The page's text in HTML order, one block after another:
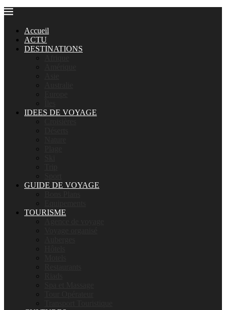
Accueil
ACTU
DESTINATIONS
IDEES DE VOYAGE
GUIDE DE VOYAGE
TOURISME